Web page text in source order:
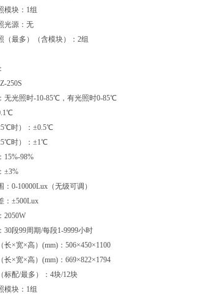
模块：1组
光源：无
（最多）（含模块）：2组
250S
无光照时-10-85℃，有光照时0-85℃
时）：±0.5℃
时）：±1℃
15%-98%
±3%
：0-10000Lux（无级可调）
：±500Lux
2050W
30段99周期/每段1-9999小时
长×宽×高）(mm)：506×450×1100
长×宽×高）(mm)：669×822×1794
标配/最多）：4块/12块
模块：1组